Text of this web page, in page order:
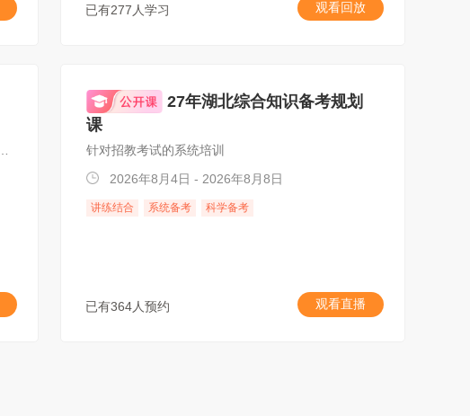
已有277人学习 观看回放
27年湖北综合知识备考规划
课
针对招教考试的系统培训
2026年8月4日 - 2026年8月8日
讲练结合 系统备考 科学备考
已有364人预约 观看直播